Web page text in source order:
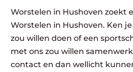
Worstelen in Hushoven zoekt
Worstelen in Hushoven. Ken
zou willen doen of een
met ons zou willen
contact en dan wellicht